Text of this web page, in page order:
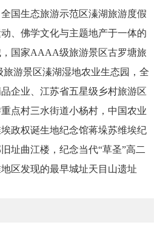
国生态旅游示范区溱湖旅游度假
、佛学文化与主题地产于一体的
国家AAAA级旅游景区古罗塘旅
游景区溱湖湿地农业生态园，全
企业、江苏省五星级乡村旅游区
点村三水街道小杨村，中国农业
政权诞生地纪念馆蒋垛苏维埃纪
址曲江楼，纪念当代“草圣”高二
区发现的最早城址天目山遗址